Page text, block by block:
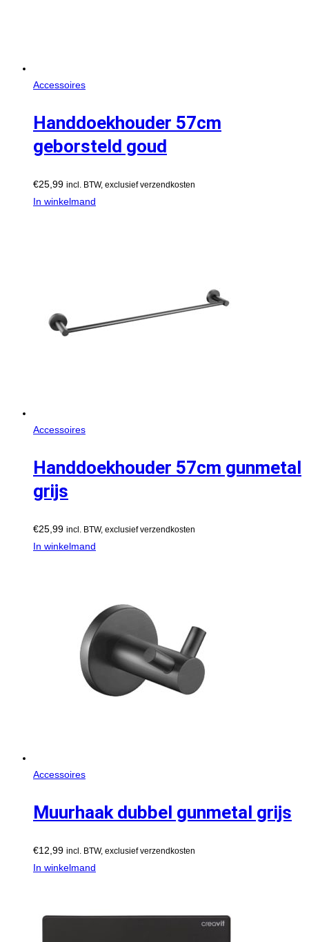
Accessoires
Handdoekhouder 57cm
geborsteld goud
€25,99 incl. BTW, exclusief verzendkosten
In winkelmand
Accessoires
Handdoekhouder 57cm gunmetal
grijs
€25,99 incl. BTW, exclusief verzendkosten
In winkelmand
Accessoires
Muurhaak dubbel gunmetal grijs
€12,99 incl. BTW, exclusief verzendkosten
In winkelmand